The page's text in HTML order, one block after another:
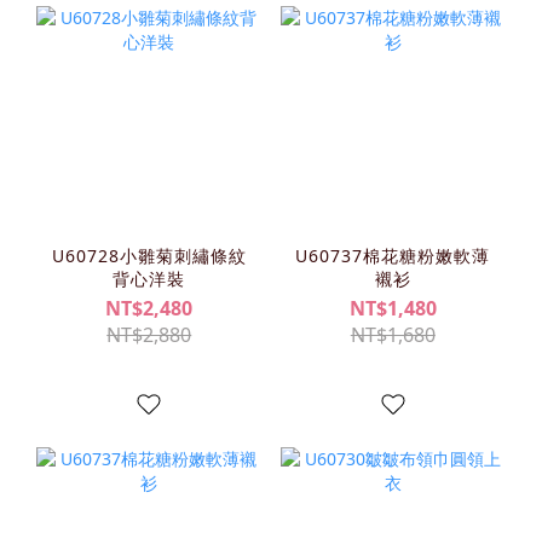
U60728小雛菊刺繡條紋
背心洋裝
NT$2,480
NT$2,880
U60737棉花糖粉嫩軟薄
襯衫
NT$1,480
NT$1,680